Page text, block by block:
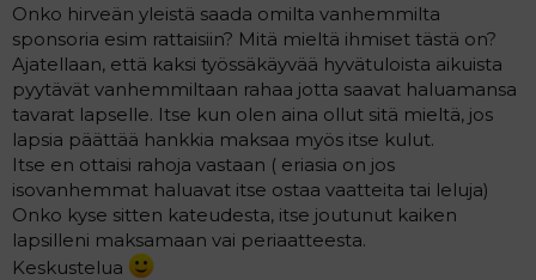
u
n
a
l
o
t
t
a
j
a
n
v
i
e
s
t
i
Onko hirveän yleistä saada omilta vanhemmilta
sponsoria esim rattaisiin? Mitä mieltä ihmiset tästä on?
Ajatellaan, että kaksi työssäkäyvää hyvätuloista aikuista
pyytävät vanhemmiltaan rahaa jotta saavat haluamansa
tavarat lapselle. Itse kun olen aina ollut sitä mieltä, jos
lapsia päättää hankkia maksaa myös itse kulut.
Itse en ottaisi rahoja vastaan ( eriasia on jos
isovanhemmat haluavat itse ostaa vaatteita tai leluja)
Onko kyse sitten kateudesta, itse joutunut kaiken
lapsilleni maksamaan vai periaatteesta.
Keskustelua